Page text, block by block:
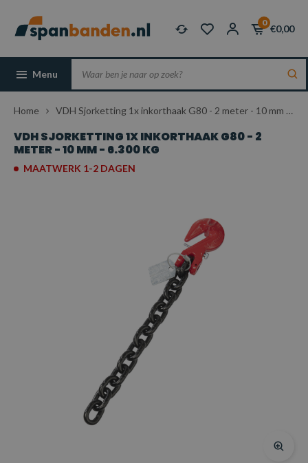
0
€0,00
Menu
Home VDH Sjorketting 1x inkorthaak G80 - 2 meter - 10 mm - 6.300 kg
VDH SJORKETTING 1X INKORTHAAK G80 - 2
METER - 10 MM - 6.300 KG
MAATWERK 1-2 DAGEN